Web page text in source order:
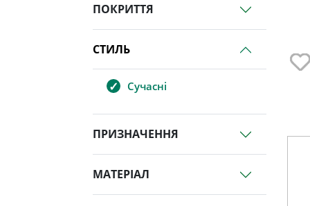
ПОКРИТТЯ
СТИЛЬ
Сучасні
ПРИЗНАЧЕННЯ
МАТЕРІАЛ